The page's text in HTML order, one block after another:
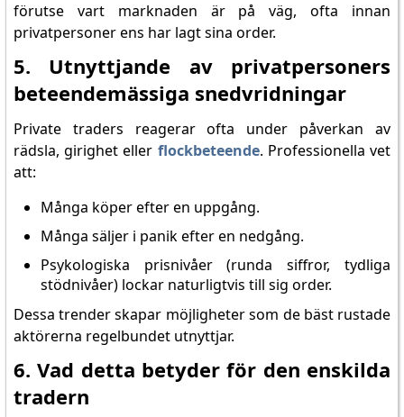
förutse vart marknaden är på väg, ofta innan
privatpersoner ens har lagt sina order.
5. Utnyttjande av privatpersoners
beteendemässiga snedvridningar
Private traders reagerar ofta under påverkan av
rädsla, girighet eller flockbeteende. Professionella vet
att:
Många köper efter en uppgång.
Många säljer i panik efter en nedgång.
Psykologiska prisnivåer (runda siffror, tydliga
stödnivåer) lockar naturligtvis till sig order.
Dessa trender skapar möjligheter som de bäst rustade
aktörerna regelbundet utnyttjar.
6. Vad detta betyder för den enskilda
tradern